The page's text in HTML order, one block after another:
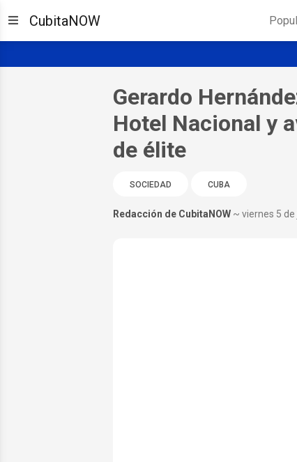
CubitaNOW
Gerardo
Hotel Nacional y
de élite
SOCIEDAD CUBA
Redacción de CubitaNOW ~ viernes 5